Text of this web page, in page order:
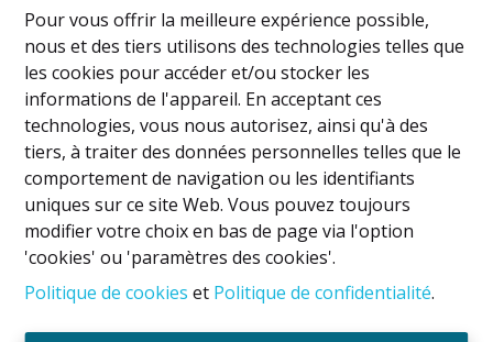
Pour vous offrir la meilleure expérience possible,
nous et des tiers utilisons des technologies telles que
les cookies pour accéder et/ou stocker les
informations de l'appareil. En acceptant ces
technologies, vous nous autorisez, ainsi qu'à des
tiers, à traiter des données personnelles telles que le
comportement de navigation ou les identifiants
uniques sur ce site Web. Vous pouvez toujours
modifier votre choix en bas de page via l'option
'cookies' ou 'paramètres des cookies'.
Politique de cookies et Politique de confidentialité.
À Vendre À Louer
Mentions légales
Titulaire IPI: David GUNEL
Agent immobilier intermédiaire et régisseur